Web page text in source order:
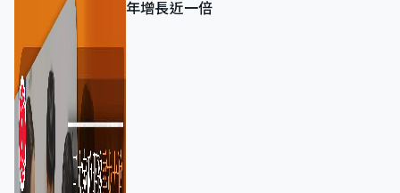
年增長近一倍